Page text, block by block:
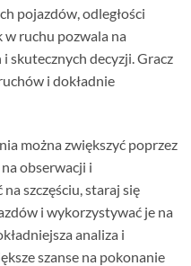
pojazdów, odległości
ruchu pozwala na
skutecznych decyzji. Gracz
i dokładnie
można zwiększyć poprzez
obserwacji i
szczęściu, staraj się
i wykorzystywać je na
analiza i
szanse na pokonanie